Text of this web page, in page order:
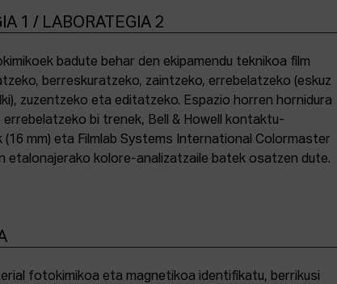
1 / LABORATEGIA 2
badute behar den ekipamendu teknikoa film
berreskuratzeko, zaintzeko, errebelatzeko (eskuz
zuzentzeko eta editatzeko. Espazio horren hornidura
errebelatzeko bi trenek, Bell & Howell kontaktu-
(16 mm) eta Filmlab Systems International Colormaster
etalonajerako kolore-analizatzaile batek osatzen dute.
fotokimikoa eta magnetikoa identifikatu, berrikusi